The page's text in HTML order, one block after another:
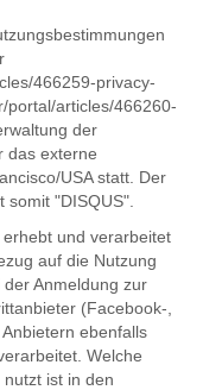
466259-privacy-
portal/articles/466260-
der
das externe
USA statt. Der
"DISQUS".
und verarbeitet
auf die Nutzung
Anmeldung zur
(Facebook-,
ebenfalls
Welche
ist in den